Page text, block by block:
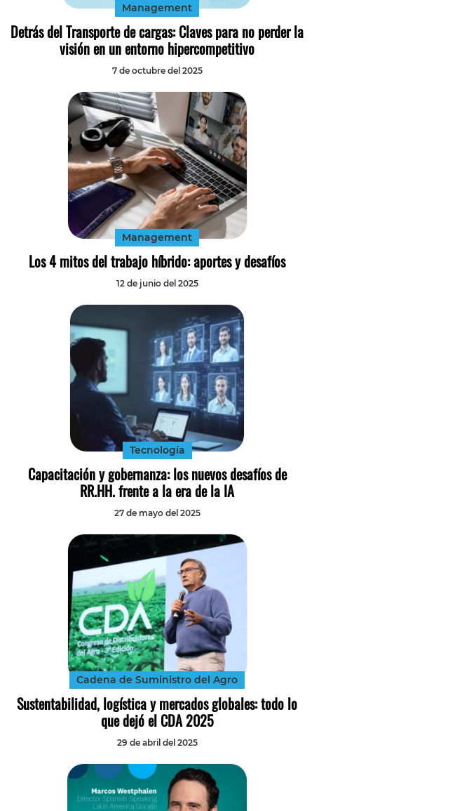
Management
Detrás del Transporte de cargas: Claves para no perder la
visión en un entorno hipercompetitivo
7 de octubre del 2025
Management
Los 4 mitos del trabajo híbrido: aportes y desafíos
12 de junio del 2025
Tecnología
Capacitación y gobernanza: los nuevos desafíos de
RR.HH. frente a la era de la IA
27 de mayo del 2025
Cadena de Suministro del Agro
Sustentabilidad, logística y mercados globales: todo lo
que dejó el CDA 2025
29 de abril del 2025